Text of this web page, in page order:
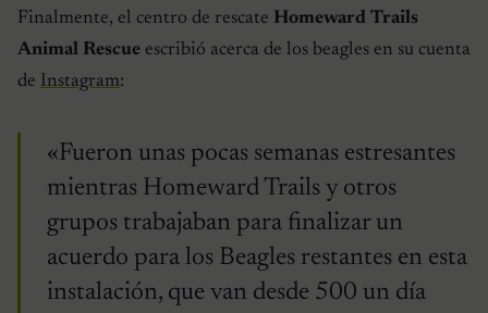
Finalmente, el centro de rescate Homeward Trails
Animal Rescue escribió acerca de los beagles en su cuenta
de Instagram:
«Fueron unas pocas semanas estresantes
mientras Homeward Trails y otros
grupos trabajaban para finalizar un
acuerdo para los Beagles restantes en esta
instalación, que van desde 500 un día